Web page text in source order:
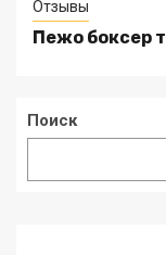
Отзывы
Пежо боксер
Поиск